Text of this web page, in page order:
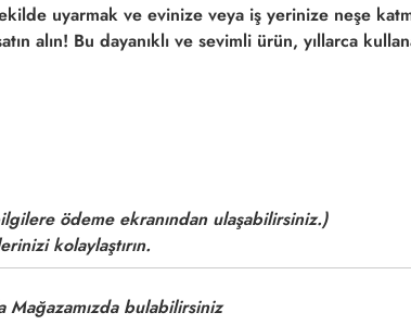
uyarmak ve evinize veya iş yerinize neşe
alın! Bu dayanıklı ve sevimli ürün, yıllarca
ödeme ekranından ulaşabilirsiniz.)
kolaylaştırın.
Mağazamızda bulabilirsiniz